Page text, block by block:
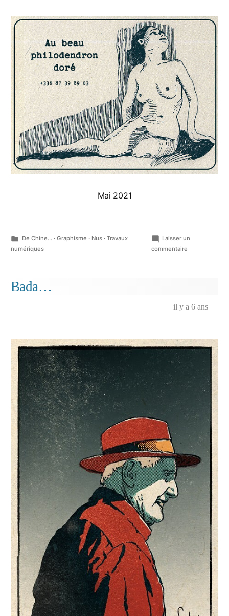
Mai 2021
Publié
dans
De Chine... · Graphisme · Nus· Travaux
numériques
Laisser un
commentairesur
Bada…
il y a 6 ans